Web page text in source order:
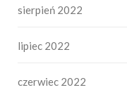
sierpień 2022
lipiec 2022
czerwiec 2022